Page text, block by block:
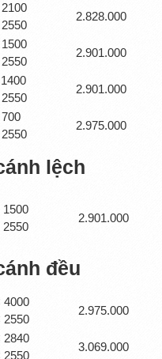
2.828.000
2.901.000
2.901.000
2.975.000
lệch
1500
2550
2.901.000
đều
4000
2550
2.975.000
2840
2550
3.069.000